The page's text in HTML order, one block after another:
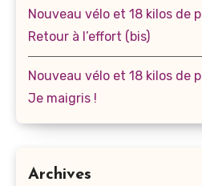
Nouveau vélo et 18 kilos de
Retour à l’effort (bis)
Nouveau vélo et 18 kilos de
Je maigris !
Archives